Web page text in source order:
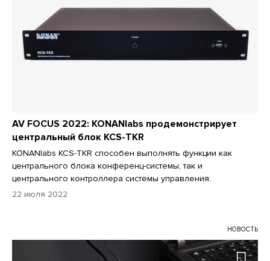
AV FOCUS 2022: KONANlabs продемонстрирует
центральный блок KCS-TKR
KONANlabs KCS-TKR способен выполнять функции как
центрального блока конференц-системы, так и
центрального контроллера системы управления.
22 июля 2022
НОВОСТЬ